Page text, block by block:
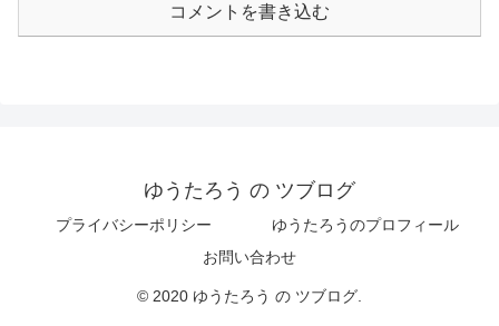
コメントを書き込む
ゆうたろう の ツブログ
プライバシーポリシー
ゆうたろうのプロフィール
お問い合わせ
© 2020 ゆうたろう の ツブログ.